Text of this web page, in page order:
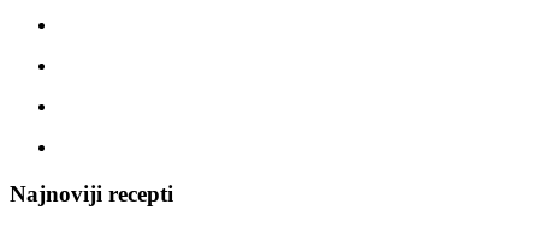
Najnoviji recepti